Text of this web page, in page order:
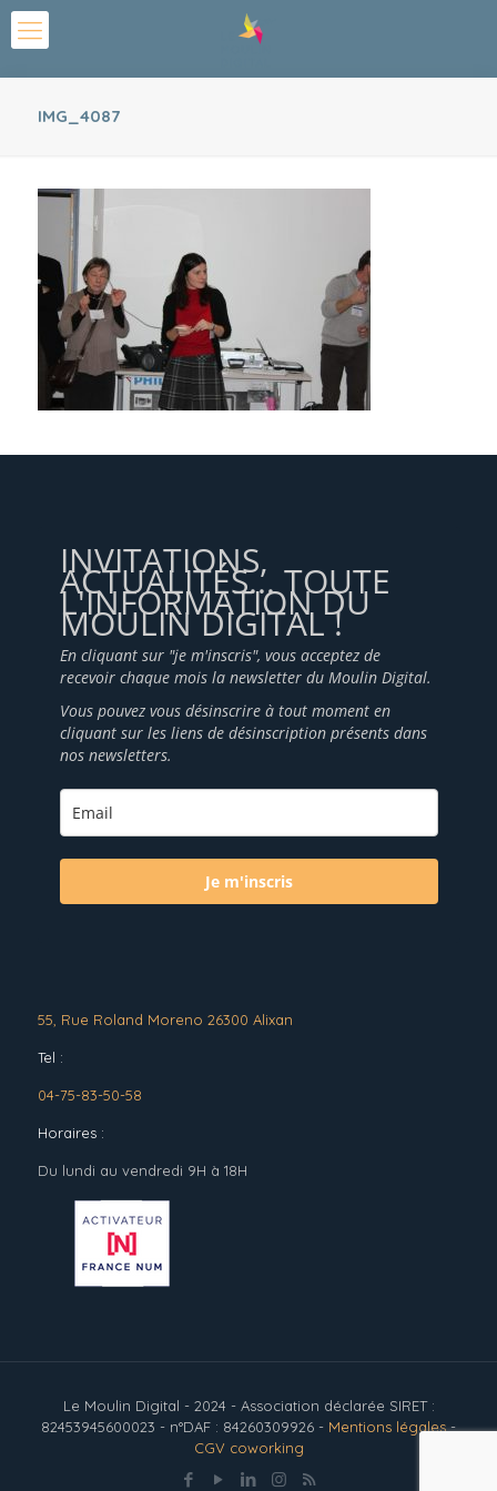
IMG_4087
INVITATIONS,
ACTUALITÉS... TOUTE
L'INFORMATION DU
MOULIN DIGITAL !
En cliquant sur "je m'inscris", vous acceptez de
recevoir chaque mois la newsletter du Moulin Digital.
Vous pouvez vous désinscrire à tout moment en
cliquant sur les liens de désinscription présents dans
nos newsletters.
Je m'inscris
55, Rue Roland Moreno 26300 Alixan
Tel :
04-75-83-50-58
Horaires :
Du lundi au vendredi 9H à 18H
Le Moulin Digital - 2024 - Association déclarée SIRET :
82453945600023 - n°DAF : 84260309926 - Mentions légales-
CGV coworking